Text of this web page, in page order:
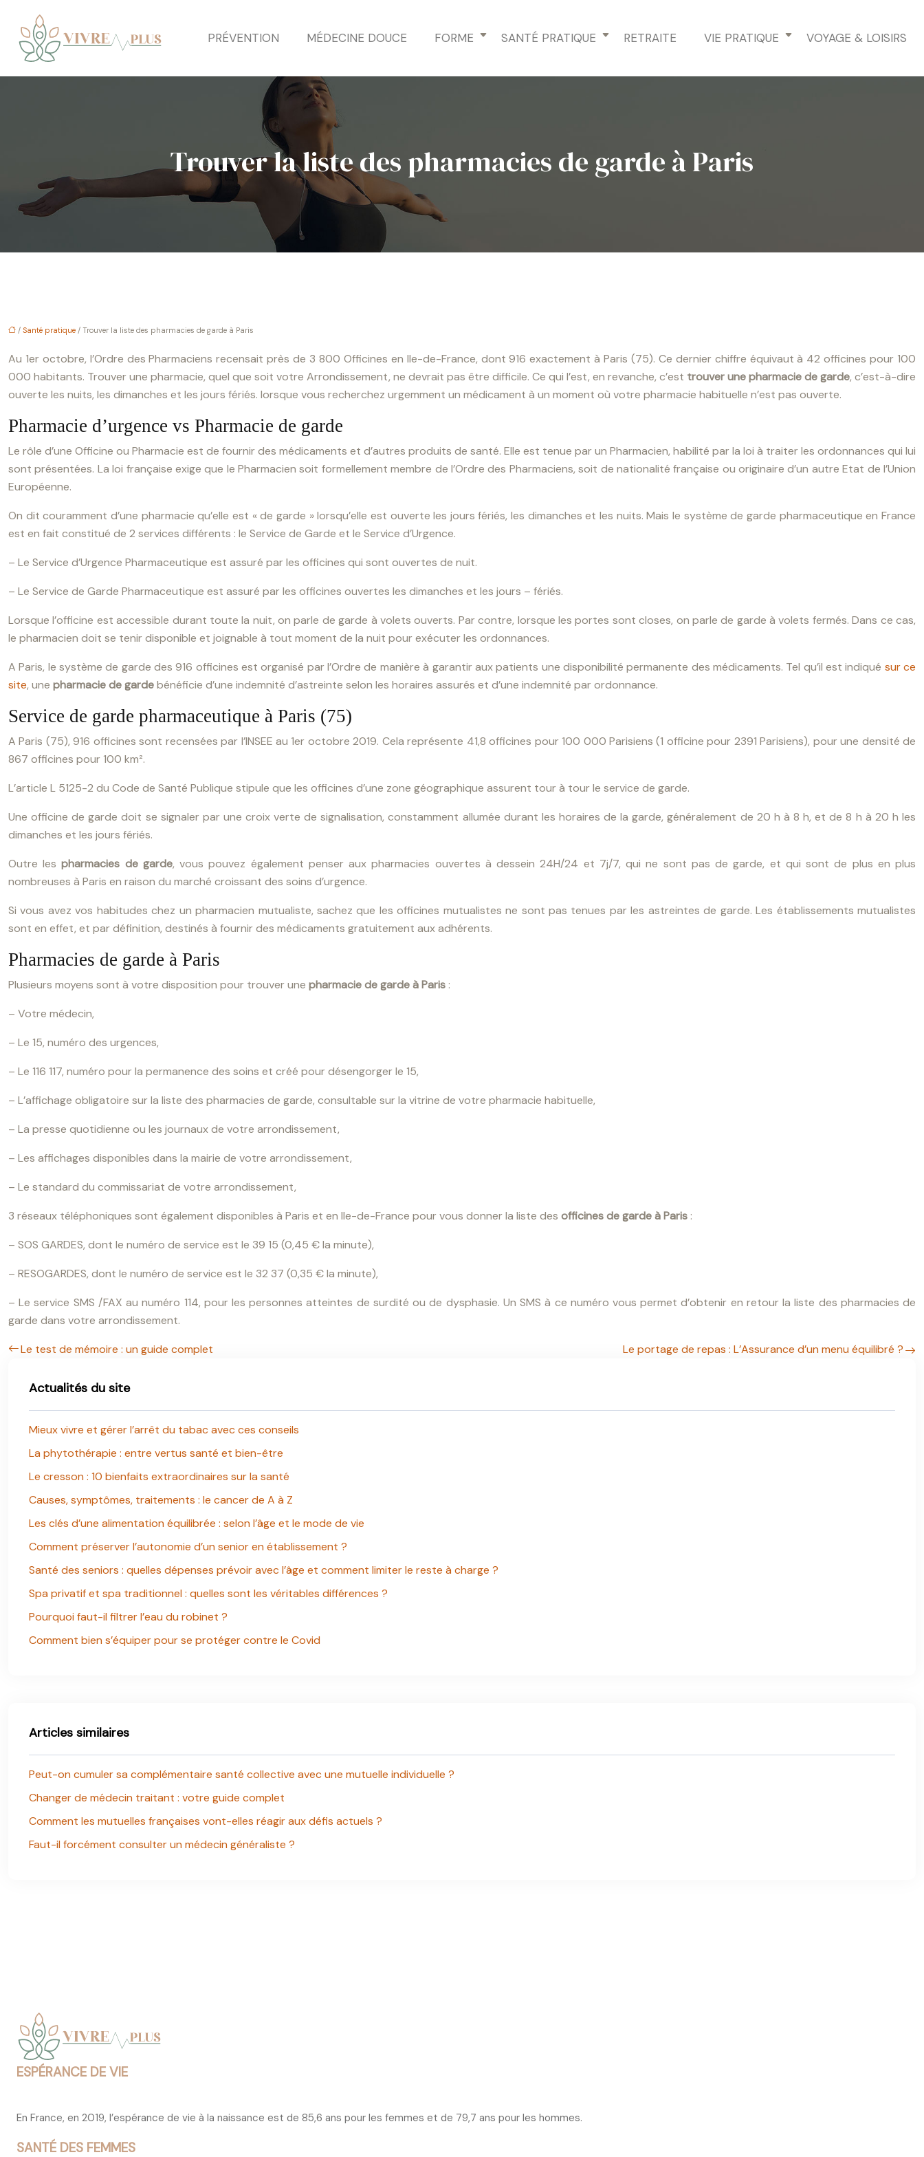
PRÉVENTION MÉDECINE DOUCE FORME SANTÉ PRATIQUE RETRAITE VIE PRATIQUE VOYAGE & LOISIRS
Trouver la liste des pharmacies de garde à Paris
/ Santé pratique / Trouver la liste des pharmacies de garde à Paris
Au 1er octobre, l’Ordre des Pharmaciens recensait près de 3 800 Officines en Ile-de-France, dont 916 exactement à Paris (75). Ce dernier chiffre équivaut à 42 officines pour 100
000 habitants. Trouver une pharmacie, quel que soit votre Arrondissement, ne devrait pas être difficile. Ce qui l’est, en revanche, c’est trouver une pharmacie de garde, c’est-à-dire
ouverte les nuits, les dimanches et les jours fériés. lorsque vous recherchez urgemment un médicament à un moment où votre pharmacie habituelle n’est pas ouverte.
Pharmacie d’urgence vs Pharmacie de garde
Le rôle d’une Officine ou Pharmacie est de fournir des médicaments et d’autres produits de santé. Elle est tenue par un Pharmacien, habilité par la loi à traiter les ordonnances qui lui
sont présentées. La loi française exige que le Pharmacien soit formellement membre de l’Ordre des Pharmaciens, soit de nationalité française ou originaire d’un autre Etat de l’Union
Européenne.
On dit couramment d’une pharmacie qu’elle est « de garde » lorsqu’elle est ouverte les jours fériés, les dimanches et les nuits. Mais le système de garde pharmaceutique en France
est en fait constitué de 2 services différents : le Service de Garde et le Service d’Urgence.
– Le Service d’Urgence Pharmaceutique est assuré par les officines qui sont ouvertes de nuit.
– Le Service de Garde Pharmaceutique est assuré par les officines ouvertes les dimanches et les jours – fériés.
Lorsque l’officine est accessible durant toute la nuit, on parle de garde à volets ouverts. Par contre, lorsque les portes sont closes, on parle de garde à volets fermés. Dans ce cas,
le pharmacien doit se tenir disponible et joignable à tout moment de la nuit pour exécuter les ordonnances.
A Paris, le système de garde des 916 officines est organisé par l’Ordre de manière à garantir aux patients une disponibilité permanente des médicaments. Tel qu’il est indiqué sur ce
site, une pharmacie de gardebénéficie d’une indemnité d’astreinte selon les horaires assurés et d’une indemnité par ordonnance.
Service de garde pharmaceutique à Paris (75)
A Paris (75), 916 officines sont recensées par l’INSEE au 1er octobre 2019. Cela représente 41,8 officines pour 100 000 Parisiens (1 officine pour 2391 Parisiens), pour une densité de
867 officines pour 100 km².
L’article L 5125-2 du Code de Santé Publique stipule que les officines d’une zone géographique assurent tour à tour le service de garde.
Une officine de garde doit se signaler par une croix verte de signalisation, constamment allumée durant les horaires de la garde, généralement de 20 h à 8 h, et de 8 h à 20 h les
dimanches et les jours fériés.
Outre lespharmacies de garde, vous pouvez également penser aux pharmacies ouvertes à dessein 24H/24 et 7j/7, qui ne sont pas de garde, et qui sont de plus en plus
nombreuses à Paris en raison du marché croissant des soins d’urgence.
Si vous avez vos habitudes chez un pharmacien mutualiste, sachez que les officines mutualistes ne sont pas tenues par les astreintes de garde. Les établissements mutualistes
sont en effet, et par définition, destinés à fournir des médicaments gratuitement aux adhérents.
Pharmacies de garde à Paris
Plusieurs moyens sont à votre disposition pour trouver une pharmacie de garde à Paris :
– Votre médecin,
– Le 15, numéro des urgences,
– Le 116 117, numéro pour la permanence des soins et créé pour désengorger le 15,
– L’affichage obligatoire sur la liste des pharmacies de garde, consultable sur la vitrine de votre pharmacie habituelle,
– La presse quotidienne ou les journaux de votre arrondissement,
– Les affichages disponibles dans la mairie de votre arrondissement,
– Le standard du commissariat de votre arrondissement,
3 réseaux téléphoniques sont également disponibles à Paris et en Ile-de-France pour vous donner la liste des officines de garde à Paris :
– SOS GARDES, dont le numéro de service est le 39 15 (0,45 € la minute),
– RESOGARDES, dont le numéro de service est le 32 37 (0,35 € la minute),
– Le service SMS /FAX au numéro 114, pour les personnes atteintes de surdité ou de dysphasie. Un SMS à ce numéro vous permet d’obtenir en retour la liste des pharmacies de
garde dans votre arrondissement.
Le test de mémoire : un guide complet
Le portage de repas : L’Assurance d’un menu équilibré ?
Actualités du site
Mieux vivre et gérer l’arrêt du tabac avec ces conseils
La phytothérapie : entre vertus santé et bien-être
Le cresson : 10 bienfaits extraordinaires sur la santé
Causes, symptômes, traitements : le cancer de A à Z
Les clés d’une alimentation équilibrée : selon l’âge et le mode de vie
Comment préserver l’autonomie d’un senior en établissement ?
Santé des seniors : quelles dépenses prévoir avec l’âge et comment limiter le reste à charge ?
Spa privatif et spa traditionnel : quelles sont les véritables différences ?
Pourquoi faut-il filtrer l’eau du robinet ?
Comment bien s’équiper pour se protéger contre le Covid
Articles similaires
Peut-on cumuler sa complémentaire santé collective avec une mutuelle individuelle ?
Changer de médecin traitant : votre guide complet
Comment les mutuelles françaises vont-elles réagir aux défis actuels ?
Faut-il forcément consulter un médecin généraliste ?
ESPÉRANCE DE VIE
En France, en 2019, l’espérance de vie à la naissance est de 85,6 ans pour les femmes et de 79,7 ans pour les hommes.
SANTÉ DES FEMMES